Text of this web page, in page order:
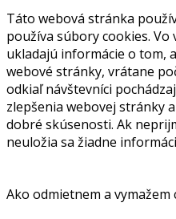
Táto webová stránka
používa súbory cookies.
ukladajú informácie o tom,
webové stránky, vrátane
odkiaľ návštevníci
zlepšenia webovej stránky
dobré skúsenosti. Ak
neuložia sa žiadne
Ako odmietnem a vymažem